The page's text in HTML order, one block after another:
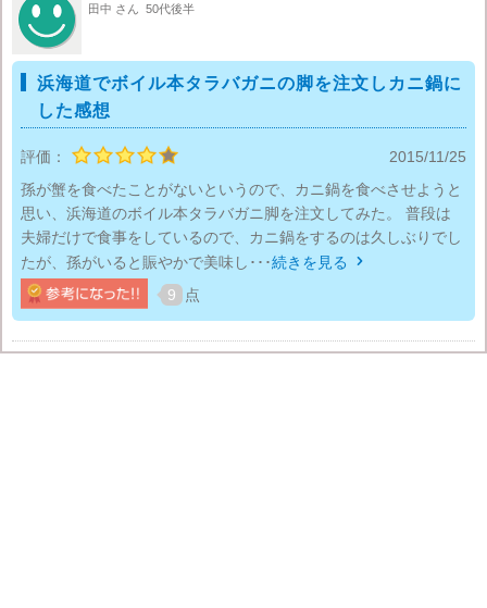
田中 さん 50代後半
浜海道でボイル本タラバガニの脚を注文しカニ鍋に
した感想
評価：
2015/11/25
孫が蟹を食べたことがないというので、カニ鍋を食べさせようと
思い、浜海道のボイル本タラバガニ脚を注文してみた。 普段は
夫婦だけで食事をしているので、カニ鍋をするのは久しぶりでし
たが、孫がいると賑やかで美味し･･･続きを見る 
9 点